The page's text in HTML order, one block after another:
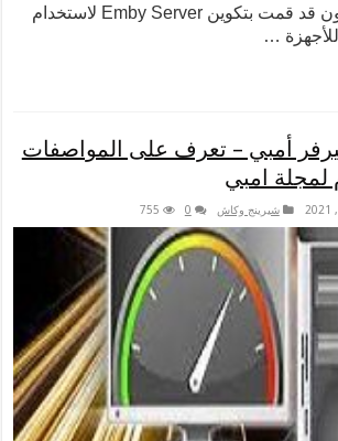
التعارض :- عندما تكون قد قمت بتكوين Emby Server لاستخدام
…
أمبي – تعرف على المواصفات
لمجلة امبي
شيرينج وكاش 0
755